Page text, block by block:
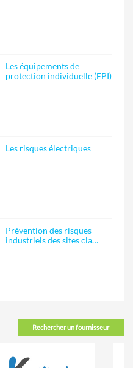
Les équipements de
protection individuelle (EPI)
Les risques électriques
Prévention des risques
industriels des sites cla…
Rechercher un fournisseur